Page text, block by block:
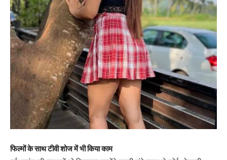
फिल्मों के साथ टीवी शोज में भी किया काम